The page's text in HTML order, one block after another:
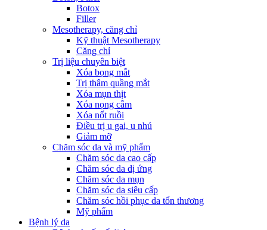
Botox
Filler
Mesotherapy, căng chỉ
Kỹ thuật Mesotherapy
Căng chỉ
Trị liệu chuyên biệt
Xóa bọng mắt
Trị thâm quầng mắt
Xóa mụn thịt
Xóa nọng cằm
Xóa nốt ruồi
Điều trị u gai, u nhú
Giảm mỡ
Chăm sóc da và mỹ phẩm
Chăm sóc da cao cấp
Chăm sóc da dị ứng
Chăm sóc da mụn
Chăm sóc da siêu cấp
Chăm sóc hồi phục da tổn thương
Mỹ phẩm
Bệnh lý da